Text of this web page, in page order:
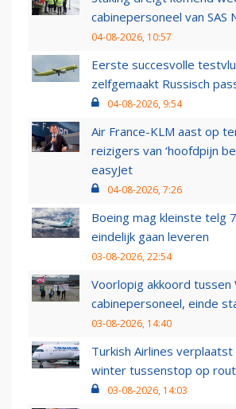
cabinepersoneel van SAS
04-08-2026, 10:57
Eerste succesvolle
zelfgemaakt Russisch
04-08-2026, 9:54
Air France-KLM aast op
reizigers van ‘hoofdpijn
easyJet
04-08-2026, 7:26
Boeing mag kleinste telg
eindelijk gaan leveren
03-08-2026, 22:54
Voorlopig akkoord tussen
cabinepersoneel, einde
03-08-2026, 14:40
Turkish Airlines
winter tussenstop op
03-08-2026, 14:03